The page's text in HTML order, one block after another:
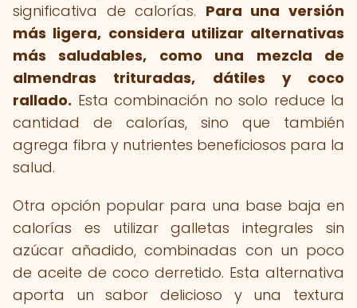
significativa de calorías. Para una versión
más ligera, considera utilizar alternativas
más saludables, como una mezcla de
almendras trituradas, dátiles y coco
rallado. Esta combinación no solo reduce la
cantidad de calorías, sino que también
agrega fibra y nutrientes beneficiosos para la
salud.
Otra opción popular para una base baja en
calorías es utilizar galletas integrales sin
azúcar añadido, combinadas con un poco
de aceite de coco derretido. Esta alternativa
aporta un sabor delicioso y una textura